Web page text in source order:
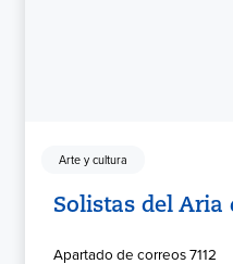
Arte y cultura
Solistas del Aria
Apartado de correos 7112